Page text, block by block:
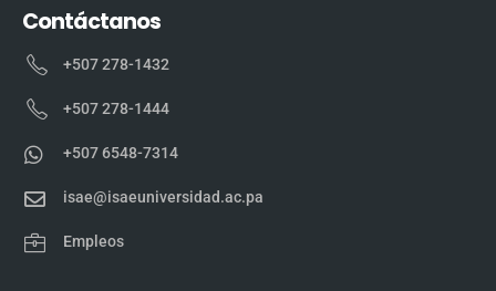
Contáctanos
+507 278-1432
+507 278-1444
+507 6548-7314
isae@isaeuniversidad.ac.pa
Empleos